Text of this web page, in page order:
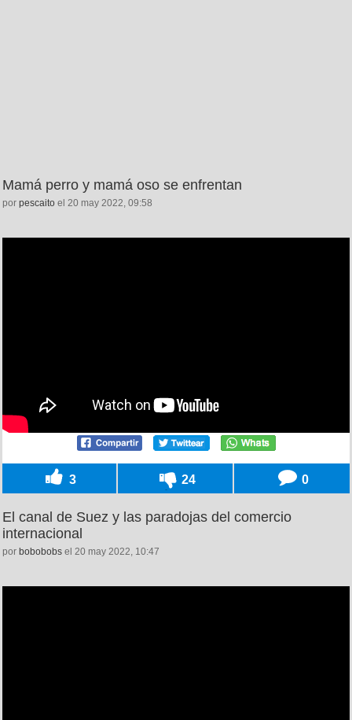
Mamá perro y mamá oso se enfrentan
por pescaito el 20 may 2022, 09:58
3 24 0
El canal de Suez y las paradojas del comercio
internacional
por bobobobs el 20 may 2022, 10:47